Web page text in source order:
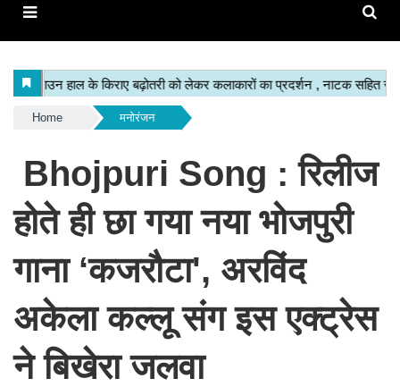
Home मनोरंजन
Bhojpuri Song : रिलीज
होते ही छा गया नया भोजपुरी
गाना ‘कजरौटा', अरविंद
अकेला कल्लू संग इस एक्ट्रेस
ने बिखेरा जलवा